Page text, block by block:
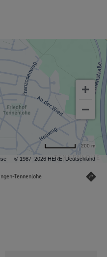
© 1987–2026 HERE, Deutschland
200 m
Tennenlohe